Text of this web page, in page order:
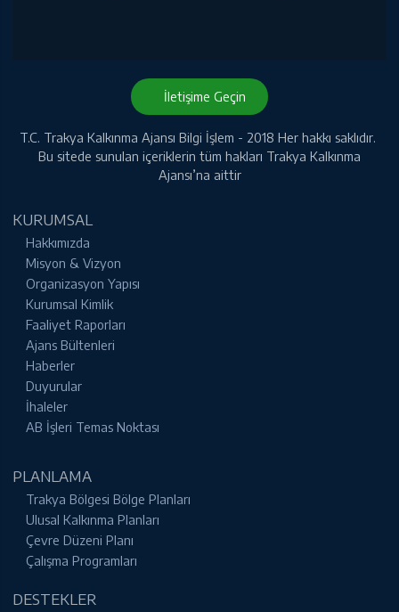
İletişime Geçin
T.C. Trakya Kalkınma Ajansı Bilgi İşlem - 2018 Her hakkı saklıdır.
Bu sitede sunulan içeriklerin tüm hakları Trakya Kalkınma
Ajansı’na aittir
KURUMSAL
Hakkımızda
Misyon & Vizyon
Organizasyon Yapısı
Kurumsal Kimlik
Faaliyet Raporları
Ajans Bültenleri
Haberler
Duyurular
İhaleler
AB İşleri Temas Noktası
PLANLAMA
Trakya Bölgesi Bölge Planları
Ulusal Kalkınma Planları
Çevre Düzeni Planı
Çalışma Programları
DESTEKLER